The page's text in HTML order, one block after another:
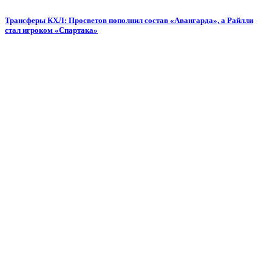
Трансферы КХЛ: Просветов пополнил состав «Авангарда», а Райлли
стал игроком «Спартака»